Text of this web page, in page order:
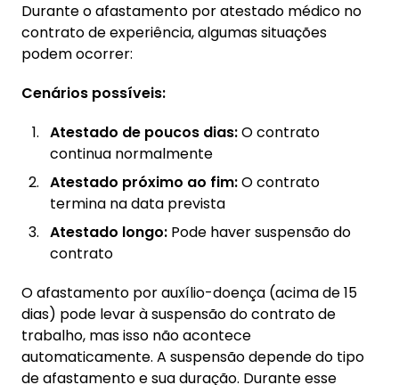
Durante o afastamento por atestado médico no
contrato de experiência, algumas situações
podem ocorrer:
Cenários possíveis:
Atestado de poucos dias:O contrato
continua normalmente
Atestado próximo ao fim:O contrato
termina na data prevista
Atestado longo: Pode haver suspensão do
contrato
O afastamento por auxílio-doença (acima de 15
dias) pode levar à suspensão do contrato de
trabalho, mas isso não acontece
automaticamente. A suspensão depende do tipo
de afastamento e sua duração. Durante esse